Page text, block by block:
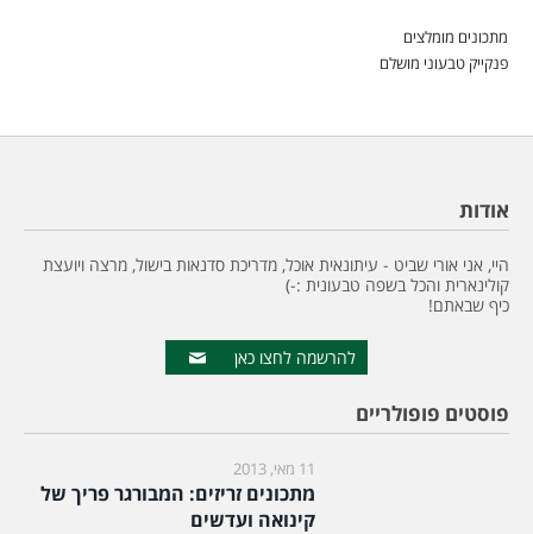
מתכונים מומלצים
פנקייק טבעוני מושלם
אודות
היי, אני אורי שביט - עיתונאית אוכל, מדריכת סדנאות בישול, מרצה ויועצת
קולינארית והכל בשפה טבעונית :-)
כיף שבאתם!
להרשמה לחצו כאן
פוסטים פופולריים
11 מאי, 2013
מתכונים זריזים: המבורגר פריך של
קינואה ועדשים